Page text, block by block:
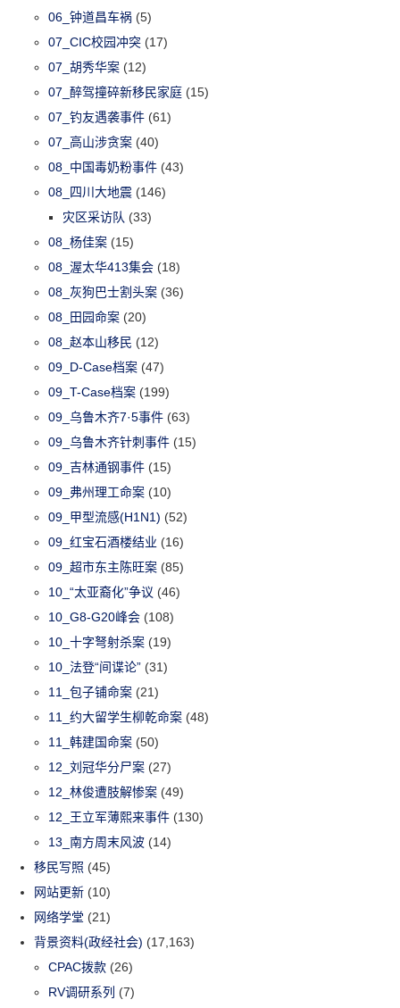
06_钟道昌车祸 (5)
07_CIC校园冲突 (17)
07_胡秀华案 (12)
07_醉驾撞碎新移民家庭 (15)
07_钓友遇袭事件 (61)
07_高山涉贪案 (40)
08_中国毒奶粉事件 (43)
08_四川大地震 (146)
灾区采访队 (33)
08_杨佳案 (15)
08_渥太华413集会 (18)
08_灰狗巴士割头案 (36)
08_田园命案 (20)
08_赵本山移民 (12)
09_D-Case档案 (47)
09_T-Case档案 (199)
09_乌鲁木齐7·5事件 (63)
09_乌鲁木齐针刺事件 (15)
09_吉林通钢事件 (15)
09_弗州理工命案 (10)
09_甲型流感(H1N1) (52)
09_红宝石酒楼结业 (16)
09_超市东主陈旺案 (85)
10_“太亚裔化”争议 (46)
10_G8-G20峰会 (108)
10_十字弩射杀案 (19)
10_法登“间谍论” (31)
11_包子铺命案 (21)
11_约大留学生柳乾命案 (48)
11_韩建国命案 (50)
12_刘冠华分尸案 (27)
12_林俊遭肢解惨案 (49)
12_王立军薄熙来事件 (130)
13_南方周末风波 (14)
移民写照 (45)
网站更新 (10)
网络学堂 (21)
背景资料(政经社会) (17,163)
CPAC拨款 (26)
RV调研系列 (7)